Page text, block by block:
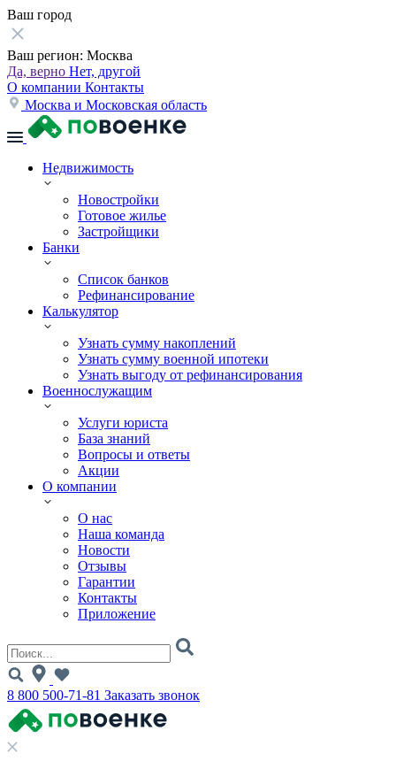
Ваш город
Ваш регион: Москва
Да, верно Нет, другой
О компании Контакты
Москва и Московская область
Недвижимость
Новостройки
Готовое жилье
Застройщики
Банки
Список банков
Рефинансирование
Калькулятор
Узнать сумму накоплений
Узнать сумму военной ипотеки
Узнать выгоду от рефинансирования
Военнослужащим
Услуги юриста
База знаний
Вопросы и ответы
Акции
О компании
О нас
Наша команда
Новости
Отзывы
Гарантии
Контакты
Приложение
8 800 500-71-81 Заказать звонок